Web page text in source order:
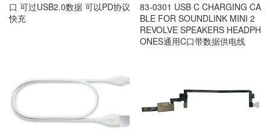
口 可过USB2.0数据 可以PD协议
快充
83-0301 USB C CHARGING CA
BLE FOR SOUNDLINK MINI 2
REVOLVE SPEAKERS HEADPH
ONES通用C口带数据供电线